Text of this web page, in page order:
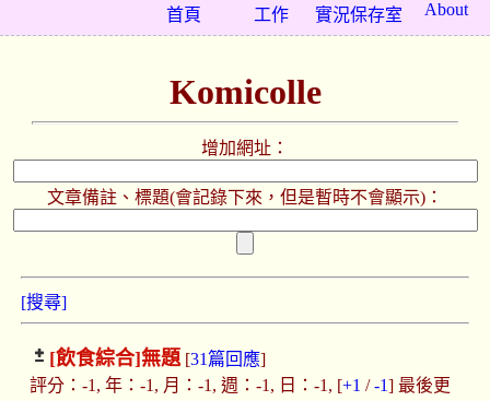
About
實況保存室
工作
首頁
Komicolle
增加網址：
文章備註、標題(會記錄下來，但是暫時不會顯示)：
[搜尋]
[飲食綜合]無題[31篇回應]
評分：-1, 年：-1, 月：-1, 週：-1, 日：-1, [+1 /-1] 最後更